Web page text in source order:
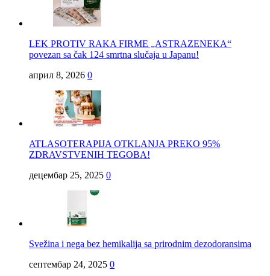
LEK PROTIV RAKA FIRME „ASTRAZENEKA“
povezan sa čak 124 smrtna slučaja u Japanu!
април 8, 2026 0
ATLASOTERAPIJA OTKLANJA PREKO 95%
ZDRAVSTVENIH TEGOBA!
децембар 25, 2025 0
Svežina i nega bez hemikalija sa prirodnim dezodoransima
септембар 24, 2025 0